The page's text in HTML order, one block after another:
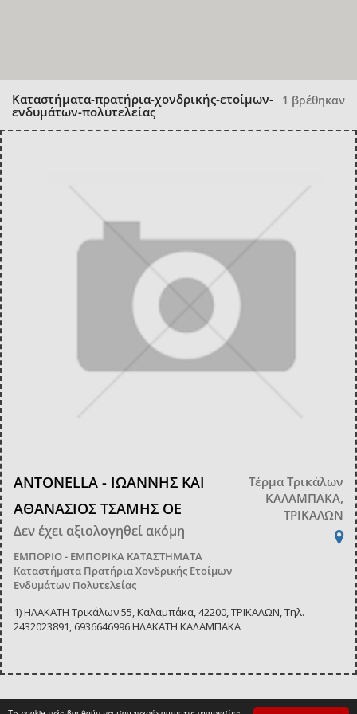
Καταστήματα-πρατήρια-χονδρικής-ετοίμων-
ενδυμάτων-πολυτελείας
1 βρέθηκαν
ANTONELLA - ΙΩΑΝΝΗΣ ΚΑΙ
ΑΘΑΝΑΣΙΟΣ ΤΣΑΜΗΣ ΟΕ
Δεν έχει αξιολογηθεί ακόμη
ΕΜΠΟΡΙΟ - ΕΜΠΟΡΙΚΑ ΚΑΤΑΣΤΗΜΑΤΑ
Καταστήματα Πρατήρια Χονδρικής Ετοίμων
Ενδυμάτων Πολυτελείας
Τέρμα Τρικάλων
ΚΑΛΑΜΠΑΚΑ,
ΤΡΙΚΑΛΩΝ
1) ΗΛΑΚΑΤΗ Τρικάλων 55, Καλαμπάκα, 42200, ΤΡΙΚΑΛΩΝ, Τηλ.
2432023891, 6936646996 ΗΛΑΚΑΤΗ ΚΑΛΑΜΠΑΚΑ